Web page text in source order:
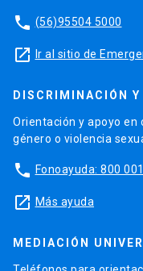
phone (56)95504 5000
launch Ir al sitio de
DISCRIMINACIÓN
Orientación y apoyo en
género o violencia
phone Fonoayuda: 800
launch Más ayuda
MEDIACIÓN